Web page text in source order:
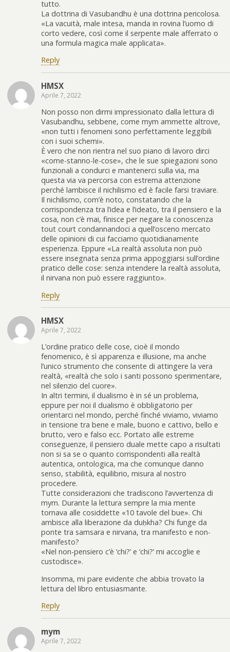
tutto.
La dottrina di Vasubandhu è una dottrina pericolosa.
«La vacuità, male intesa, manda in rovina l’uomo di
corto vedere, così come il serpente male afferrato o
una formula magica male applicata».
Reply
HMSX
Aprile 7, 2022
Non posso non dirmi impressionato dalla lettura di
Vasubandhu, sebbene, come mym ammette altrove,
«non tutti i fenomeni sono perfettamente leggibili
con i suoi schemi».
È vero che non rientra nel suo piano di lavoro dirci
«come-stanno-le-cose», che le sue spiegazioni sono
funzionali a condurci e mantenerci sulla via, ma
questa via va percorsa con estrema attenzione
perché lambisce il nichilismo ed è facile farsi traviare.
Il nichilismo, com’è noto, constatando che la
corrispondenza tra l’idea e l’ideato, tra il pensiero e la
cosa, non c’è mai, finisce per negare la conoscenza
tout court condannandoci a quell’osceno mercato
delle opinioni di cui facciamo quotidianamente
esperienza. Eppure «La realtà assoluta non può
essere insegnata senza prima appoggiarsi sull’ordine
pratico delle cose: senza intendere la realtà assoluta,
il nirvana non può essere raggiunto».
Reply
HMSX
Aprile 7, 2022
L’ordine pratico delle cose, cioè il mondo
fenomenico, è sì apparenza e illusione, ma anche
l’unico strumento che consente di attingere la vera
realtà, «realtà che solo i santi possono sperimentare,
nel silenzio del cuore».
In altri termini, il dualismo è in sé un problema,
eppure per noi il dualismo è obbligatorio per
orientarci nel mondo, perché finché viviamo, viviamo
in tensione tra bene e male, buono e cattivo, bello e
brutto, vero e falso ecc. Portato alle estreme
conseguenze, il pensiero duale mette capo a risultati
non si sa se o quanto corrispondenti alla realtà
autentica, ontologica, ma che comunque danno
senso, stabilità, equilibrio, misura al nostro
procedere.
Tutte considerazioni che tradiscono l’avvertenza di
mym. Durante la lettura sempre la mia mente
tornava alle cosiddette «10 tavole del bue». Chi
ambisce alla liberazione da duḥkha? Chi funge da
ponte tra samsara e nirvana, tra manifesto e non-
manifesto?
«Nel non-pensiero c’è ‘chi?’ e ‘chi?’ mi accoglie e
custodisce».
Insomma, mi pare evidente che abbia trovato la
lettura del libro entusiasmante.
Reply
mym
Aprile 7, 2022